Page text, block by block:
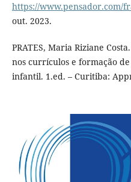
https://www.pensador.com/
out. 2023.
PRATES, Maria Riziane
nos currículos e formação
infantil. 1.ed. – Curitiba: